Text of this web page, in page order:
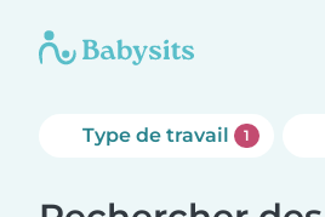
Type de travail 1